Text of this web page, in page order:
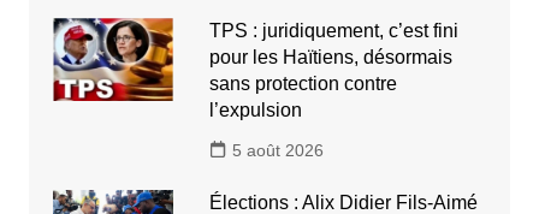
TPS : juridiquement, c’est fini
pour les Haïtiens, désormais
sans protection contre
l’expulsion
5 août 2026
Élections : Alix Didier Fils-Aimé